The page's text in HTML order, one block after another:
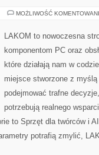
MOŻLIWOŚĆ
LAKOM to nowoczesna
komponentom PC oraz
które działają nam w
miejsce stworzone z
podejmować trafne
potrzebują realnego
to Sprzęt dla twórców i
potrafią zmylić,